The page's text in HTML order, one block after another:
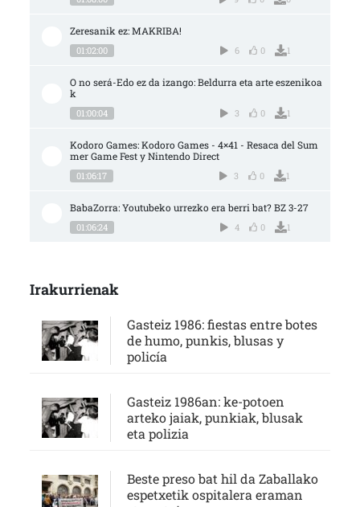
Zeresanik ez: MAKRIBA!
01:02:00 6 0 1
O no será-Edo ez da izango: Beldurra eta arte eszenikoa
k
01:00:04 3 0 1
Kodoro Games: Kodoro Games - 4×41 - Resaca del Sum
mer Game Fest y Nintendo Direct
01:06:17 3 0 1
BabaZorra: Youtubeko urrezko era berri bat? BZ 3-27
01:06:24 4 0 1
Irakurrienak
Gasteiz 1986: fiestas entre botes
de humo, punkis, blusas y
policía
Gasteiz 1986an: ke-potoen
arteko jaiak, punkiak, blusak
eta polizia
Beste preso bat hil da Zaballako
espetxetik ospitalera eraman